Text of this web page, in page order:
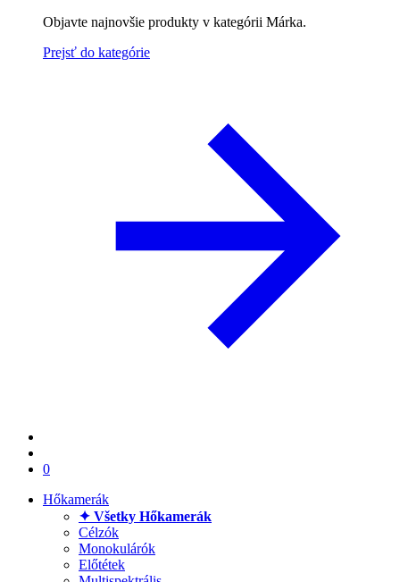
Objavte najnovšie produkty v kategórii Márka.
Prejsť do kategórie
0
Hőkamerák
✦ Všetky Hőkamerák
Célzók
Monokulárók
Előtétek